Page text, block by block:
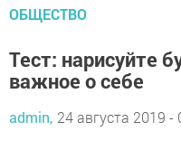
ОБЩЕСТВО
Тест: нарисуйте
важное о себе
admin, 24 августа 2019 -